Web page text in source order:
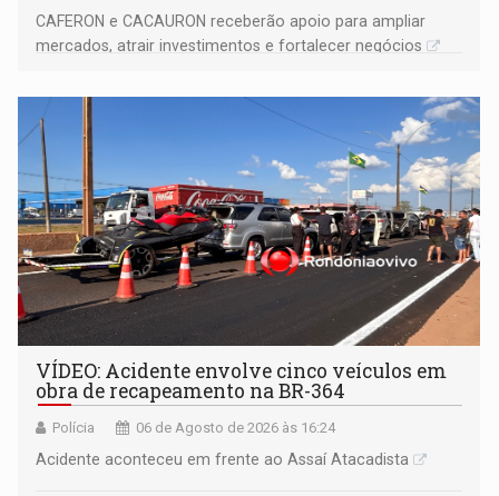
CAFERON e CACAURON receberão apoio para ampliar
mercados, atrair investimentos e fortalecer negócios
VÍDEO: Acidente envolve cinco veículos em
obra de recapeamento na BR-364
Polícia 06 de Agosto de 2026 às 16:24
Acidente aconteceu em frente ao Assaí Atacadista